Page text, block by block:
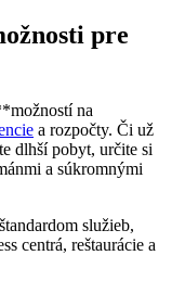
pre
na
a rozpočty. Či už
dlhší pobyt, určite si
a súkromnými
služieb,
centrá, reštaurácie a